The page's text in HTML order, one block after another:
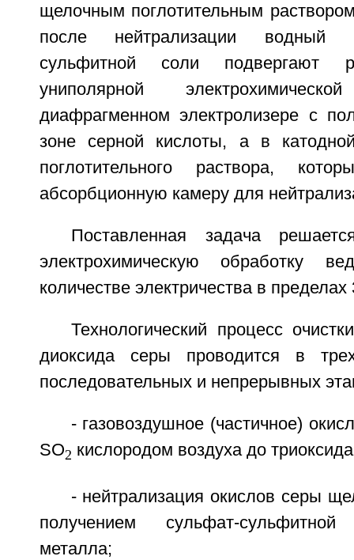
щелочным поглотительным
после нейтрализации водный
сульфитной соли подвергают
униполярной
диафрагменном электролизере с
зоне серной кислоты, а в
поглотительного раствора,
абсорбционную камеру для
Поставленная задача
электрохимическую обработку
количестве электричества в
Технологический процесс
диоксида серы проводится в
последовательных и непрерывных
- газовоздушное (частичное)
SO2 кислородом воздуха до
- нейтрализация окислов серы
получением сульфат-
металла;